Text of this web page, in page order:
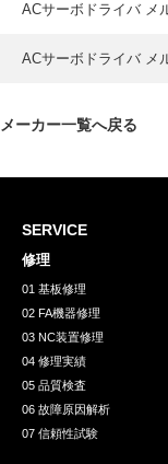
GREEN
環境への取り組み
お問い合わせ
ACサーボドライバ メ
ACサーボドライバ メ
メーカー一覧へ戻る
SERVICE
修理
01 基板修理
02 FA機器修理
03 NC装置修理
04 修理実績
05 品質検査
06 故障原因解析
07 信頼性試験